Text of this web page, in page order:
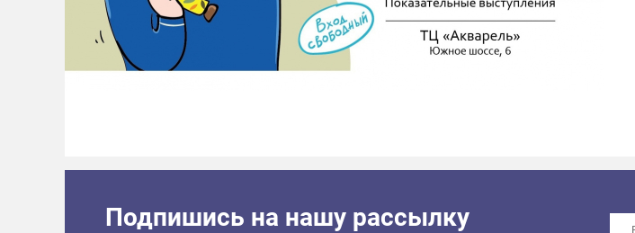
Подпишись на нашу рассылку